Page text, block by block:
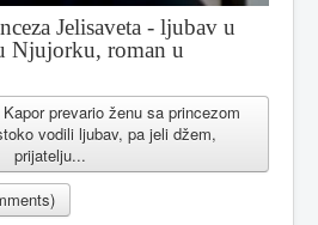
Jelisaveta - ljubav u
Njujorku, roman u
prevario ženu sa princezom
vodili ljubav, pa jeli džem,
prijatelju...